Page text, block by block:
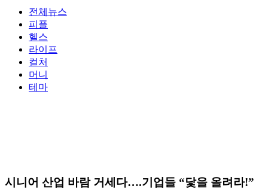
전체뉴스
피플
헬스
라이프
컬처
머니
테마
시니어 산업 바람 거세다….기업들 “닻을 올려라!”